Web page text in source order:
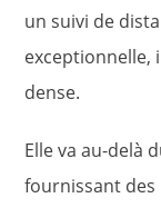
un suivi de
exceptionnelle,
dense.
Elle va au-delà
fournissant des